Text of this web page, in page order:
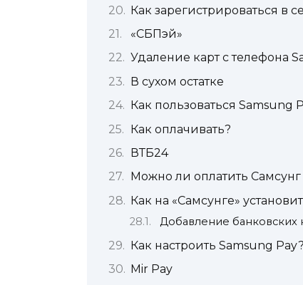
Как зарегистрироваться в
«СБПэй»
Удаление карт с телефона
В сухом остатке
Как пользоваться Samsung
Как оплачивать?
ВТБ24
Можно ли оплатить
Как на «Самсунге»
Добавление банковских
Как настроить Samsung Pay?
Mir Pay